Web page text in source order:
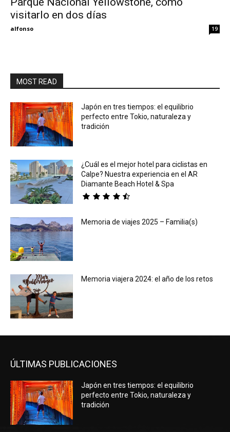
visitarlo en dos días
alfonso 19
MOST READ
Japón en tres tiempos: el equilibrio
perfecto entre Tokio, naturaleza y
tradición
¿Cuál es el mejor hotel para ciclistas en
Calpe? Nuestra experiencia en el AR
Diamante Beach Hotel & Spa
Memoria de viajes 2025 – Familia(s)
Memoria viajera 2024: el año de los retos
ÚLTIMAS PUBLICACIONES
Japón en tres tiempos: el equilibrio
perfecto entre Tokio, naturaleza y
tradición